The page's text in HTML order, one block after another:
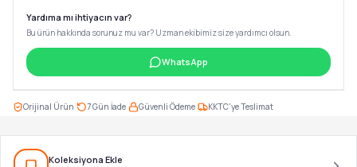
Yardıma mı ihtiyacın var?
Bu ürün hakkında sorunuz mu var? Uzman ekibimiz size yardımcı olsun.
WhatsApp
Orijinal Ürün 7 Gün İade Güvenli Ödeme KKTC'ye Teslimat
Koleksiyona Ekle